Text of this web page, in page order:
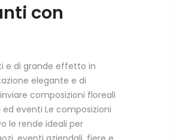
con
e di grande effetto in
elegante e di
composizioni floreali
eventi Le composizioni
le rende ideali per